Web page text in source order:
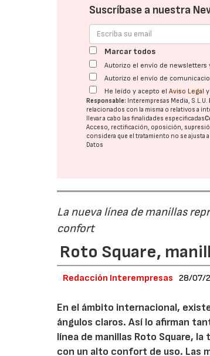
Suscríbase a nuestra
Marcar todos
Autorizo el envío de
Autorizo el envío de
He leído y acepto elAviso Legal
Responsable: Interempresas Media, S.L.U.
relacionados con la misma o relativos a
llevar a cabo las finalidades especificadas
Acceso, rectificación, oposición,
considera que el tratamiento no se ajusta
Datos
La nueva línea de manillas
confort
Roto Square,
Redacción Interempresas 28/07/
En el ámbito internacional,
ángulos claros. Así lo afirman
línea de manillas Roto Square,
con un alto confort de uso. Las